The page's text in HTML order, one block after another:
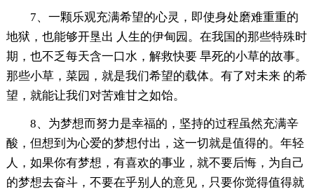
7、一颗乐观充满希望的心灵，即使身处磨难重重的
地狱，也能够开垦出 人生的伊甸园。在我国的那些特殊时
期，也不乏每天含一口水，解救快要 旱死的小草的故事。
那些小草，菜园，就是我们希望的载体。有了对未来 的希
望，就能让我们对苦难甘之如饴。
8、为梦想而努力是幸福的，坚持的过程虽然充满辛
酸，但想到为心爱的梦想付出，这一切就是值得的。年轻
人，如果你有梦想，有喜欢的事业，就不要后悔，为自己
的梦想去奋斗，不要在乎别人的意见，只要你觉得值得就